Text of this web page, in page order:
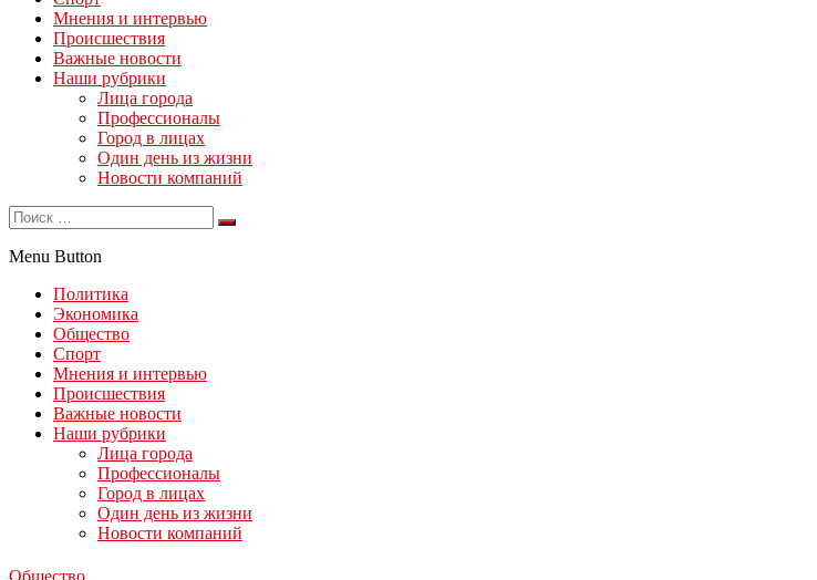
Мнения и интервью
Происшествия
Важные новости
Наши рубрики
Лица города
Профессионалы
Город в лицах
Один день из жизни
Новости компаний
Menu Button
Политика
Экономика
Общество
Спорт
Мнения и интервью
Происшествия
Важные новости
Наши рубрики
Лица города
Профессионалы
Город в лицах
Один день из жизни
Новости компаний